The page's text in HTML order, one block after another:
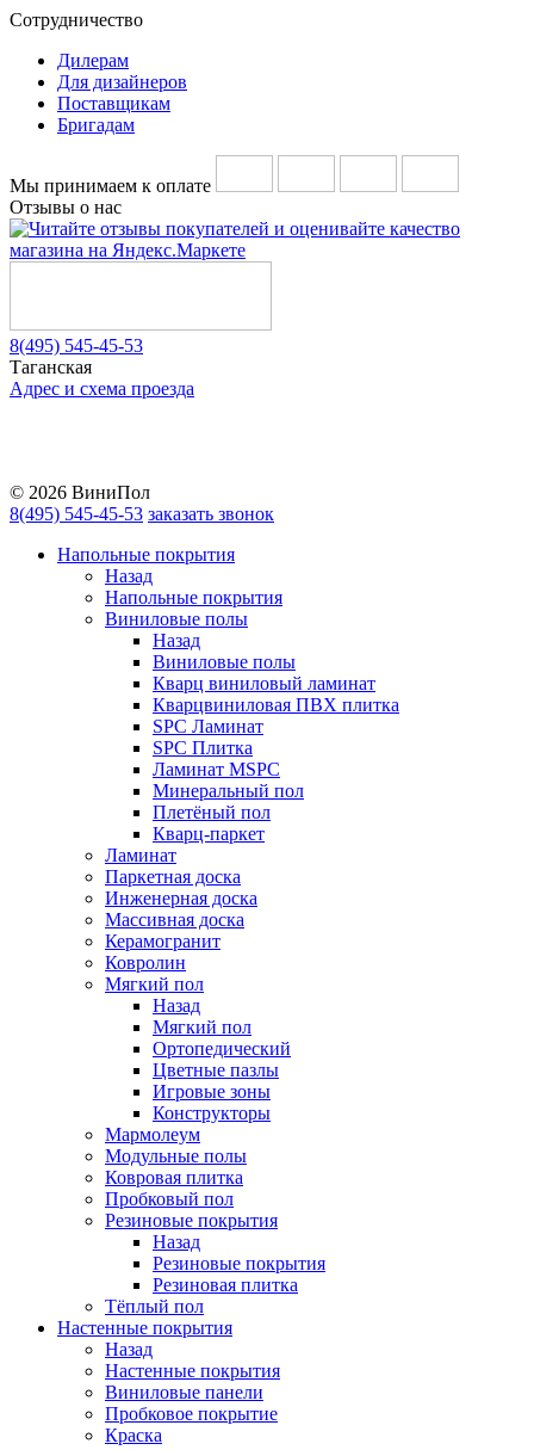
Сотрудничество
Дилерам
Для дизайнеров
Поставщикам
Бригадам
Мы принимаем к оплате
Отзывы о нас
8(495) 545-45-53
Таганская
Адрес и схема проезда
© 2026 ВиниПол
8(495) 545-45-53 заказать звонок
Напольные покрытия
Назад
Напольные покрытия
Виниловые полы
Назад
Виниловые полы
Кварц виниловый ламинат
Кварцвиниловая ПВХ плитка
SPC Ламинат
SPC Плитка
Ламинат MSPC
Минеральный пол
Плетёный пол
Кварц-паркет
Ламинат
Паркетная доска
Инженерная доска
Массивная доска
Керамогранит
Ковролин
Мягкий пол
Назад
Мягкий пол
Ортопедический
Цветные пазлы
Игровые зоны
Конструкторы
Мармолеум
Модульные полы
Ковровая плитка
Пробковый пол
Резиновые покрытия
Назад
Резиновые покрытия
Резиновая плитка
Тёплый пол
Настенные покрытия
Назад
Настенные покрытия
Виниловые панели
Пробковое покрытие
Краска